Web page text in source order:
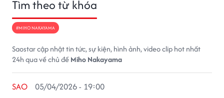
Tìm theo từ khóa
#MIHO NAKAYAMA
Saostar cập nhật tin tức, sự kiện, hình ảnh, video clip hot nhất
24h qua về chủ đềMiho Nakayama
SAO 05/04/2026 - 19:00